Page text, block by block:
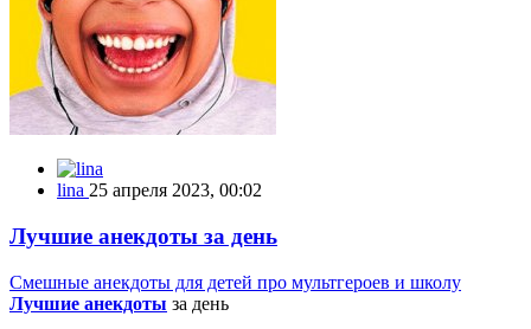
lina 25 апреля 2023, 00:02
Лучшие анекдоты за день
Смешные анекдоты для детей про мультгероев и школу
Лучшие анекдоты за день